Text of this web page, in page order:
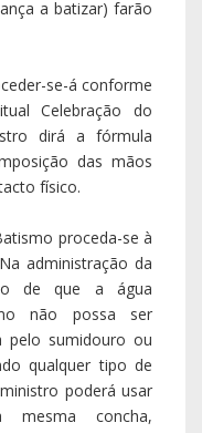
a batizar) farão
se-á conforme
Celebração do
dirá a fórmula
das mãos
físico.
proceda-se à
administração da
de que a água
não possa ser
pelo sumidouro ou
qualquer tipo de
poderá usar
concha,